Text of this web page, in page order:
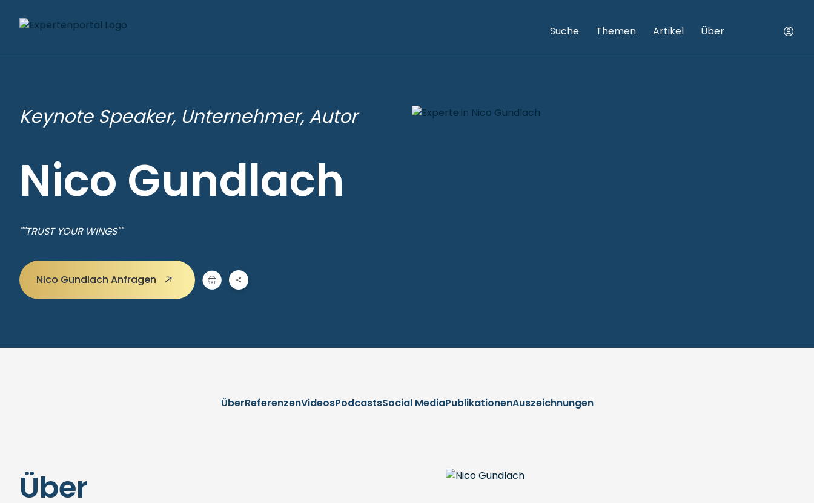
Suche Themen Artikel Über
Keynote Speaker, Unternehmer, Autor
Nico Gundlach
""TRUST YOUR WINGS""
Nico Gundlach Anfragen
ÜberReferenzenVideosPodcastsSocial MediaPublikationenAuszeichnungen
Über